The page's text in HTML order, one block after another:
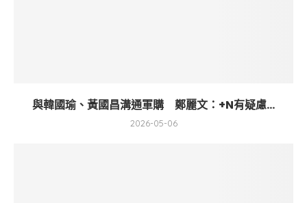
與韓國瑜、黃國昌溝通軍購 鄭麗文：+N有疑慮...
2026-05-06